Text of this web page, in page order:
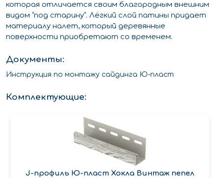
которая отличается своим благородным внешним
видом “под старину”. Лёгкий слой патины придает
материалу налет, который деревянные
поверхности приобретают со временем.
Документы:
Инструкция по монтажу сайдинга Ю-пласт
Комплектующие:
J-профиль Ю-пласт Хокла Винтаж пепел